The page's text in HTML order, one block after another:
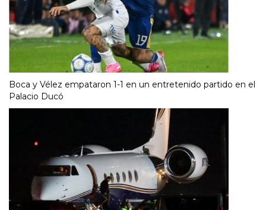
Boca y Vélez empataron 1-1 en un entretenido partido en el
Palacio Ducó